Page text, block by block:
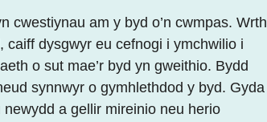
cwestiynau am y byd o’n cwmpas. Wrth
dysgwyr eu cefnogi i ymchwilio i
o sut mae’r byd yn gweithio. Bydd
synnwyr o gymhlethdod y byd. Gyda
a gellir mireinio neu herio